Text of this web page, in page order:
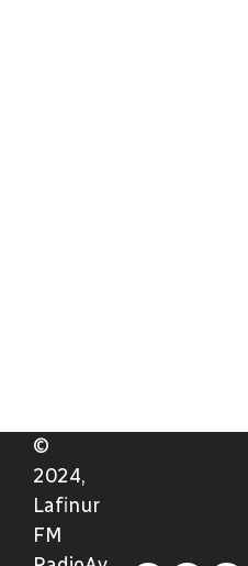
©
2024,
Lafinur
FM